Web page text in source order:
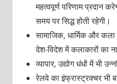
महत्वपूर्ण परिणाम प्रदान
समय पर सिद्ध होती‌ रहेगी।
सामाजिक, धार्मिक और कला
देश-विदेश में कलाकारों का
व्यापार, उद्योग धंधों में भी
रेलवे का इंफ्रास्ट्रक्चर भी